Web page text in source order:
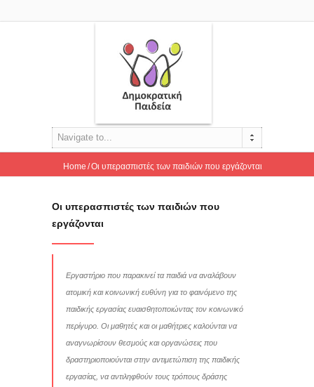
Navigate to...
Home Οι υπερασπιστές των παιδιών που εργάζονται
Οι υπερασπιστές των παιδιών που
εργάζονται
Εργαστήριο που παρακινεί τα παιδιά να αναλάβουν
ατομική και κοινωνική ευθύνη για το φαινόμενο της
παιδικής εργασίας ευαισθητοποιώντας τον κοινωνικό
περίγυρο. Οι μαθητές και οι μαθήτριες καλούνται να
αναγνωρίσουν θεσμούς και οργανώσεις που
δραστηριοποιούνται στην αντιμετώπιση της παιδικής
εργασίας, να αντιληφθούν τους τρόπους δράσης